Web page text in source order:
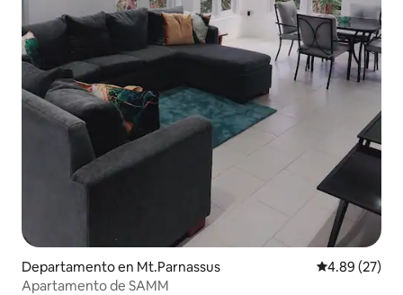
Departamento en Mt.Parnassus Calificación
4.89 (27)
Apartamento de SAMM